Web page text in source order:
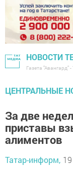
НОВОСТИ
Газета "Авангард"
ЦЕНТРАЛЬНЫЕ
За две
приставы
алиментов
Татар-информ,